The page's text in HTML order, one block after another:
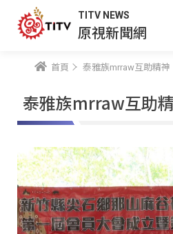
TITV NEWS
原視新聞網
首頁 泰雅族mrraw互助精神
泰雅族mrraw互助